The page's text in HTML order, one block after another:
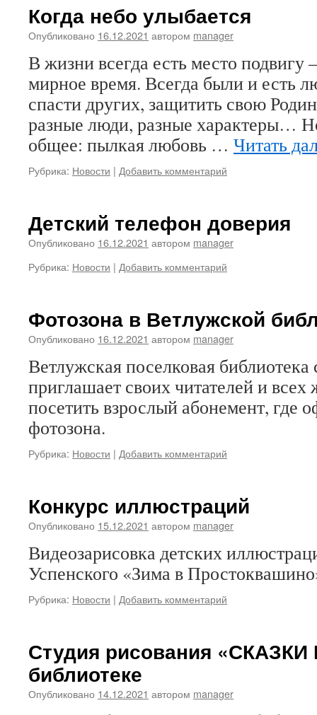
Когда небо улыбается
Опубликовано 16.12.2021 автором manager
В жизни всегда есть место подвигу
мирное время. Всегда были и есть
спасти других, защитить свою
разные люди, разные характеры…
общее: пылкая любовь … Читать
Рубрика: Новости | Добавить комментарий
Детский телефон доверия
Опубликовано 16.12.2021 автором manager
Рубрика: Новости | Добавить комментарий
Фотозона в Ветлужской
Опубликовано 16.12.2021 автором manager
Ветлужская поселковая библиотека
приглашает своих читателей и всех
посетить взрослый абонемент, где
фотозона.
Рубрика: Новости | Добавить комментарий
Конкурс иллюстраций
Опубликовано 15.12.2021 автором manager
Видеозарисовка детских
Успенского «Зима в
Рубрика: Новости | Добавить комментарий
Студия рисования
библиотеке
Опубликовано 14.12.2021 автором manager